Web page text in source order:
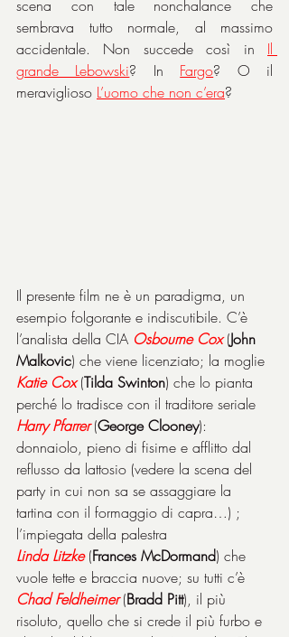
scena con tale nonchalance che
sembrava tutto normale, al massimo
accidentale. Non succede così in Il
grande Lebowski? In Fargo? O il
meraviglioso L’uomo che non c’era?
Il presente film ne è un paradigma, un
esempio folgorante e indiscutibile. C’è
l’analista della CIA Osbourne Cox (John
Malkovic) che viene licenziato; la moglie
Katie Cox (Tilda Swinton) che lo pianta
perché lo tradisce con il traditore seriale
Harry Pfarrer (George Clooney):
donnaiolo, pieno di fisime e afflitto dal
reflusso da lattosio (vedere la scena del
party in cui non sa se assaggiare la
tartina con il formaggio di capra…) ;
l’impiegata della palestra
Linda Litzke (Frances McDormand) che
vuole tette e braccia nuove; su tutti c’è
Chad Feldheimer (Bradd Pitt), il più
risoluto, quello che si crede il più furbo e